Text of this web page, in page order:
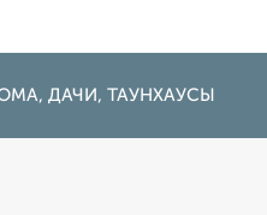
ДАЧИ, ТАУНХАУСЫ